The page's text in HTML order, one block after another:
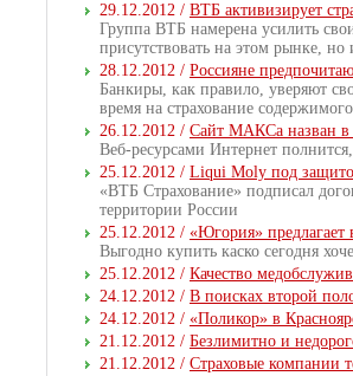
29.12.2012 / ВТБ активизирует
Группа ВТБ намерена усилить
присутствовать на этом рынке, но
28.12.2012 / Россияне
Банкиры, как правило, уверяют
время на страхование
26.12.2012 / Сайт МАКСа назван в
Веб-ресурсами Интернет
25.12.2012 / Liqui Moly под
«ВТБ Страхование» подписал
территории России
25.12.2012 / «Югория» предлагает
Выгодно купить каско сегодня
25.12.2012 / Качество
24.12.2012 / В поисках второй
24.12.2012 / «Поликор» в
21.12.2012 / Безлимитно и
21.12.2012 / Страховые компании